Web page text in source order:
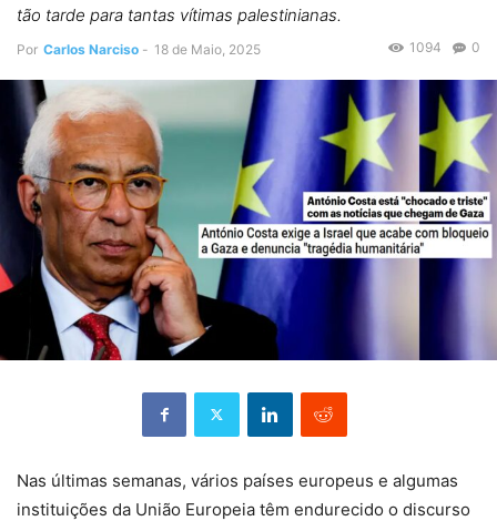
tão tarde para tantas vítimas palestinianas.
Por Carlos Narciso - 18 de Maio, 2025 0
1094
Nas últimas semanas, vários países europeus e algumas
instituições da União Europeia têm endurecido o discurso